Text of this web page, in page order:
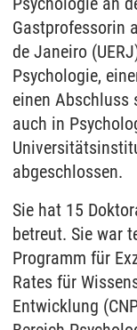
Gastprofessorin
de Janeiro
Psychologie,
einen
auch in
abgeschlossen.
Sie hat 15
betreut. Sie war
Programm für
Rates für
Entwicklung